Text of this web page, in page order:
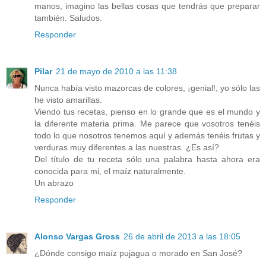
manos, imagino las bellas cosas que tendrás que preparar
también. Saludos.
Responder
Pilar 21 de mayo de 2010 a las 11:38
Nunca había visto mazorcas de colores, ¡genial!, yo sólo las
he visto amarillas.
Viendo tus recetas, pienso en lo grande que es el mundo y
la diferente materia prima. Me parece que vosotros tenéis
todo lo que nosotros tenemos aquí y además tenéis frutas y
verduras muy diferentes a las nuestras. ¿Es así?
Del título de tu receta sólo una palabra hasta ahora era
conocida para mi, el maíz naturalmente.
Un abrazo
Responder
Alonso Vargas Gross 26 de abril de 2013 a las 18:05
¿Dónde consigo maíz pujagua o morado en San José?